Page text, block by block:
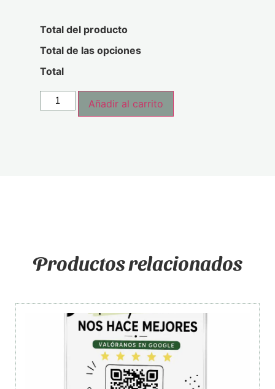
Total del producto
Total de las opciones
Total
Añadir al carrito
Productos relacionados